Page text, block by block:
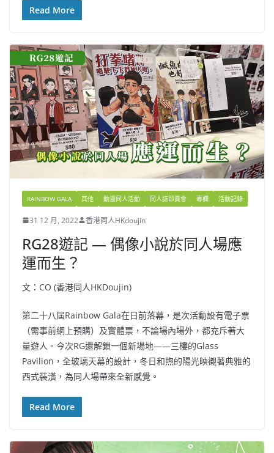
Read More
RAINBOW GALA 其他 動漫同人活動 同人誌即賣會 專欄 活動記錄
31 12 月, 2022 香港同人HKdoujin
RG28遊記 — 偶像小說於同人場應
運而生？
文：CO (香港同人HKDoujin)
第二十八屆Rainbow Gala在日前落幕，是次活動設有電子票
（需事前網上預購）及實體票，不論場內場外，都充斥著大
量遊人。今次RG還解鎖一個新場地——三樓的Glass
Pavilion，全玻璃天幕的設計，冬日和煦的陽光映襯著典雅的
西式裝潢，為同人場帶來全新感覺。
Read More